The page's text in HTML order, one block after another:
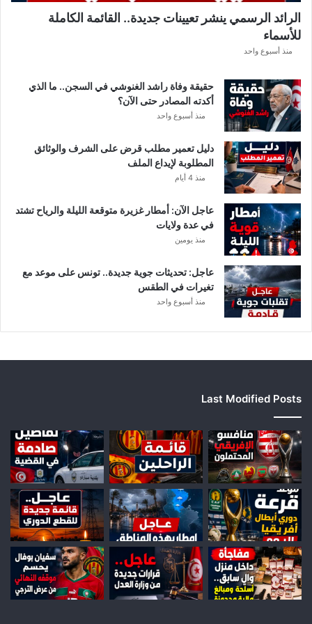
الرائد الرسمي ينشر تعيينات جديدة.. القائمة الكاملة
للأسماء
منذ أسبوع واحد
حقيقة وفاة راشد الغنوشي في السجن.. ما الذي
أكدته المصادر حتى الآن؟
منذ أسبوع واحد
دليل تعمير مطلب قرض على الشرف والوثائق
المطلوبة لإيداع الملف
منذ 4 أيام
عاجل الآن: أمطار غزيرة متوقعة الليلة والرياح تشتد
في عدة ولايات
منذ يومين
عاجل: تحديثات جوية جديدة.. تونس على موعد مع
تغيرات في الطقس
منذ أسبوع واحد
Last Modified Posts